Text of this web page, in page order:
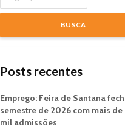
BUSCA
Posts recentes
Emprego: Feira de Santana
semestre de 2026 com mais de
mil admissões